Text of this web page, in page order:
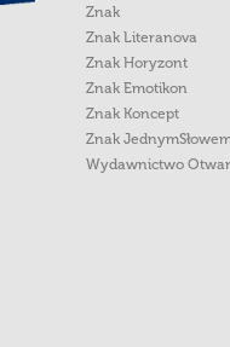
Znak
Znak Literanova
Znak Horyzont
Znak Emotikon
Znak Koncept
Znak
Wydawnictwo